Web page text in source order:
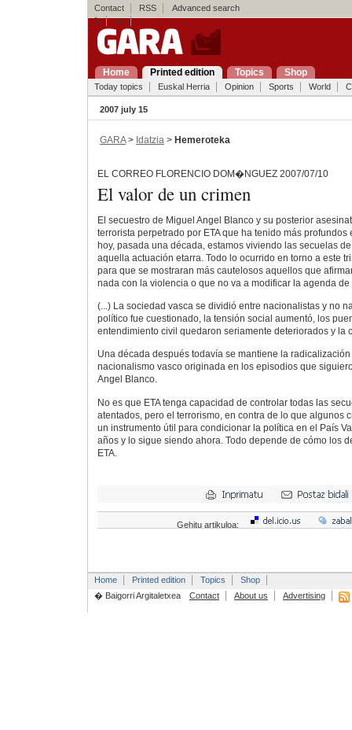
Contact RSS
Advanced search
fr
en
Home Printed edition Topics Shop
Today topics Euskal Herria Opinion Sports World
2007 july 15
GARA> Idatzia > Hemeroteka
EL CORREO FLORENCIO DOM�NGUEZ 2007/07/10
El valor de un crimen
El secuestro de Miguel Angel Blanco y su posterior
terrorista perpetrado por ETA que ha tenido más profundos
hoy, pasada una década, estamos viviendo las secuelas
aquella actuación etarra. Todo lo ocurrido en torno a este
para que se mostraran más cautelosos aquellos que
nada con la violencia o que no va a modificar la agenda de
(...) La sociedad vasca se dividió entre nacionalistas y no
político fue cuestionado, la tensión social aumentó, los
entendimiento civil quedaron seriamente deteriorados y la
Una década después todavía se mantiene la
nacionalismo vasco originada en los episodios que
Angel Blanco.
No es que ETA tenga capacidad de controlar todas las
atentados, pero el terrorismo, en contra de lo que algunos
un instrumento útil para condicionar la política en el País
años y lo sigue siendo ahora. Todo depende de cómo los
ETA.
Gehitu artikuloa:
Home Printed edition Topics
Shop
� Baigorri Argitaletxea
Contact About us Advertising